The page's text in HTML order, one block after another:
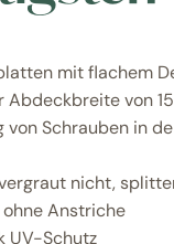
mit flachem
Abdeckbreite von
von Schrauben in
nicht,
Anstriche
UV-Schutz